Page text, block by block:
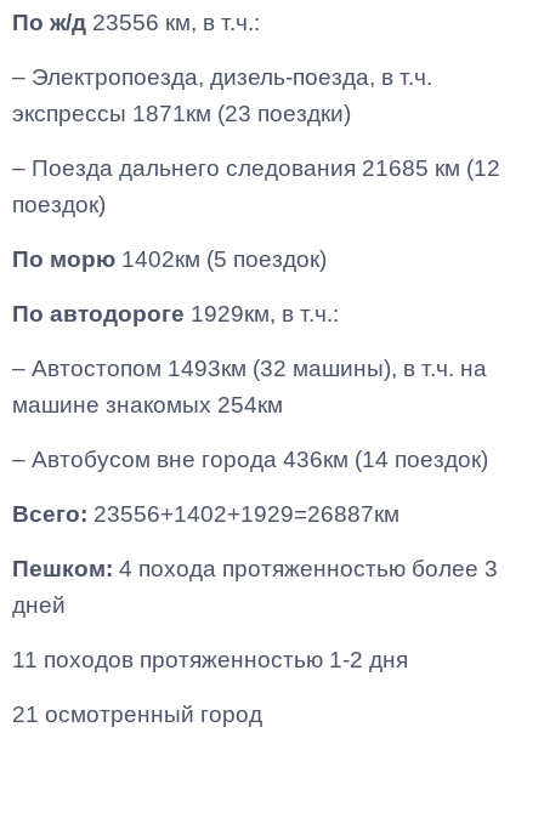
По ж/д 23556 км, в т.ч.:
– Электропоезда, дизель-поезда, в т.ч.
экспрессы 1871км (23 поездки)
– Поезда дальнего следования 21685 км (12
поездок)
По морю 1402км (5 поездок)
По автодороге 1929км, в т.ч.:
– Автостопом 1493км (32 машины), в т.ч. на
машине знакомых 254км
– Автобусом вне города 436км (14 поездок)
Всего: 23556+1402+1929=26887км
Пешком: 4 похода протяженностью более 3
дней
11 походов протяженностью 1-2 дня
21 осмотренный город